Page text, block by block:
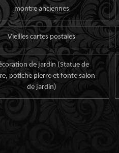
montre anciennes
Vieilles cartes postales
de jardin (Statue de
potiche pierre et fonte salon
de jardin)